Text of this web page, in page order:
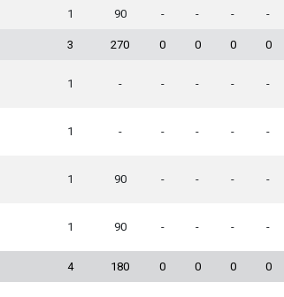
1 90 - - - -
3 270 0 0 0 0
1 - - - - -
1 - - - - -
1 90 - - - -
1 90 - - - -
4 180 0 0 0 0